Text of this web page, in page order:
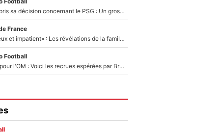
Ferran Torres a pris sa décision concernant le PSG : Un gros club étranger prêt à relancer le feuilleton pour la signature du champion du monde 2026 !
France
«Il est très heureux et impatient» : Les révélations de la famille Zidane sur sa prise de pouvoir en équipe de France !
Football
Plus de 100M€ pour l'OM : Voici les recrues espérées par Bruno Genesio et Grégory Lorenzi après l’opération dégraissage